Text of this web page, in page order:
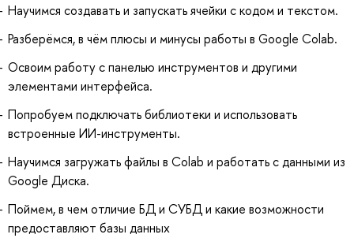
Научимся создавать и запускать ячейки с кодом и текстом.
Разберёмся, в чём плюсы и минусы работы в Google Colab.
Освоим работу с панелью инструментов и другими
элементами интерфейса.
Попробуем подключать библиотеки и использовать
встроенные ИИ-инструменты.
Научимся загружать файлы в Colab и работать с данными из
Google Диска.
Поймем, в чем отличие БД и СУБД и какие возможности
предоставляют базы данных